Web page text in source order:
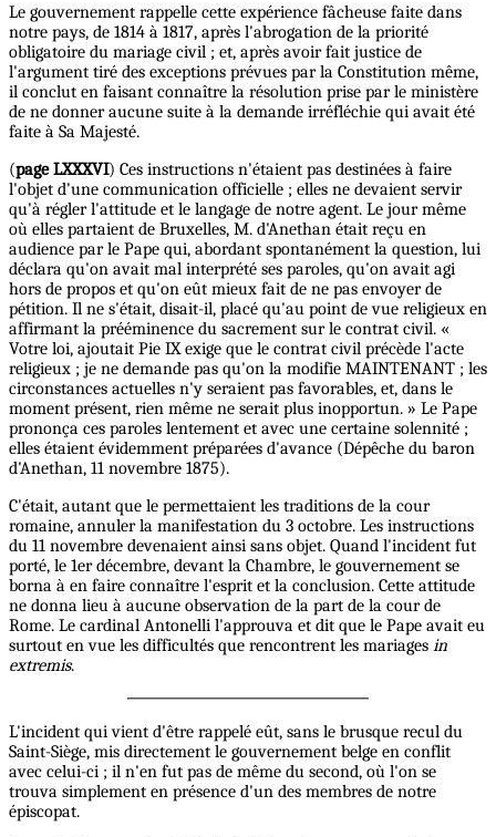
Le gouvernement rappelle cette expérience fâcheuse faite dans
notre pays, de 1814 à 1817, après l'abrogation de la priorité
obligatoire du mariage civil ; et, après avoir fait justice de
l'argument tiré des exceptions prévues par la Constitution même,
il conclut en faisant connaître la résolution prise par le ministère
de ne donner aucune suite à la demande irréfléchie qui avait été
faite à Sa Majesté.
(page LXXXVI) Ces instructions n'étaient pas destinées à faire
l'objet d'une communication officielle ; elles ne devaient servir
qu'à régler l'attitude et le langage de notre agent. Le jour même
où elles partaient de Bruxelles, M. d'Anethan était reçu en
audience par le Pape qui, abordant spontanément la question, lui
déclara qu'on avait mal interprété ses paroles, qu'on avait agi
hors de propos et qu'on eût mieux fait de ne pas envoyer de
pétition. Il ne s'était, disait-il, placé qu'au point de vue religieux en
affirmant la prééminence du sacrement sur le contrat civil. «
Votre loi, ajoutait Pie IX exige que le contrat civil précède l'acte
religieux ; je ne demande pas qu'on la modifie MAINTENANT ; les
circonstances actuelles n'y seraient pas favorables, et, dans le
moment présent, rien même ne serait plus inopportun. » Le Pape
prononça ces paroles lentement et avec une certaine solennité ;
elles étaient évidemment préparées d'avance (Dépêche du baron
d'Anethan, 11 novembre 1875).
C'était, autant que le permettaient les traditions de la cour
romaine, annuler la manifestation du 3 octobre. Les instructions
du 11 novembre devenaient ainsi sans objet. Quand l'incident fut
porté, le 1er décembre, devant la Chambre, le gouvernement se
borna à en faire connaître l'esprit et la conclusion. Cette attitude
ne donna lieu à aucune observation de la part de la cour de
Rome. Le cardinal Antonelli l'approuva et dit que le Pape avait eu
surtout en vue les difficultés que rencontrent les mariages in
extremis.
L'incident qui vient d'être rappelé eût, sans le brusque recul du
Saint-Siège, mis directement le gouvernement belge en conflit
avec celui-ci ; il n'en fut pas de même du second, où l'on se
trouva simplement en présence d'un des membres de notre
épiscopat.